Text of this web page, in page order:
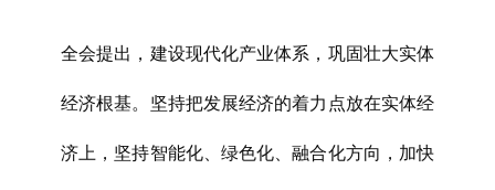
全会提出，建设现代化产业体系，巩固壮大实体
经济根基。坚持把发展经济的着力点放在实体经
济上，坚持智能化、绿色化、融合化方向，加快